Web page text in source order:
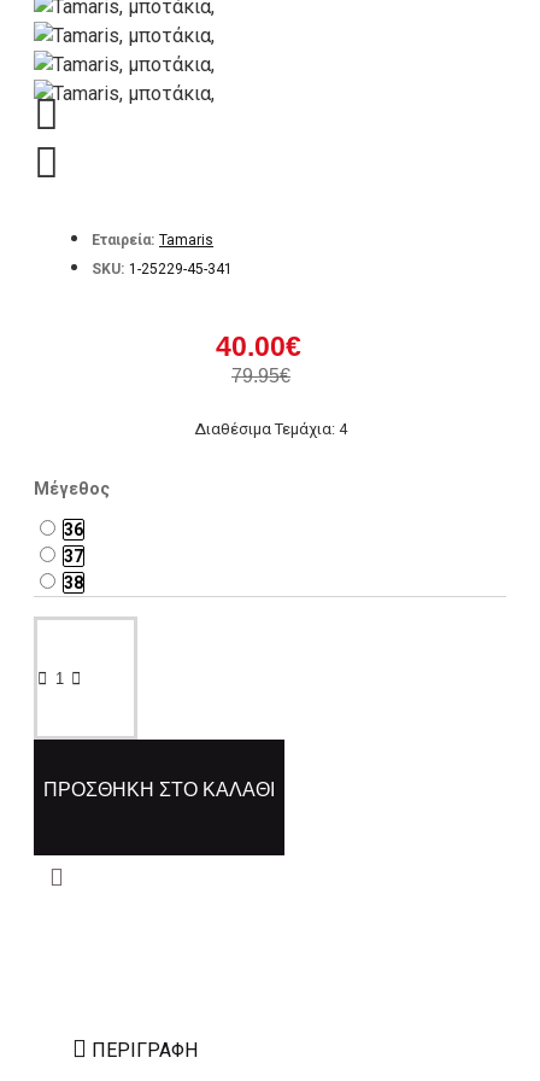
Εταιρεία: Tamaris
SKU: 1-25229-45-341
40.00€
79.95€
Διαθέσιμα Τεμάχια: 4
Μέγεθος
36
37
38
ΠΡΟΣΘΉΚΗ ΣΤΟ ΚΑΛΆΘΙ
ΠΕΡΙΓΡΑΦΉ